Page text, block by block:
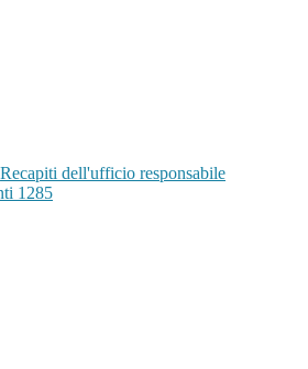
Recapiti dell'ufficio responsabile
1285